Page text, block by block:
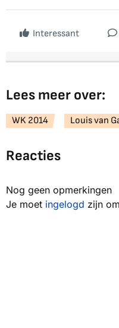
Interessant
Lees meer over:
WK 2014 Louis van
Reacties
Nog geen opmerkingen
Je moet ingelogd zijn